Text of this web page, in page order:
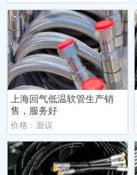
上海回气低温软管生产销
售，服务好
价格：面议